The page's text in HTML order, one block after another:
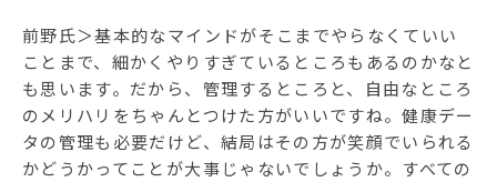
前野氏＞基本的なマインドがそこまでやらなくていい
ことまで、細かくやりすぎているところもあるのかなと
も思います。だから、管理するところと、自由なところ
のメリハリをちゃんとつけた方がいいですね。健康デー
タの管理も必要だけど、結局はその方が笑顔でいられる
かどうかってことが大事じゃないでしょうか。すべての